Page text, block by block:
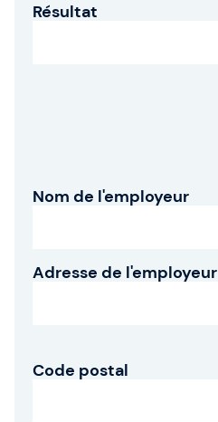
Résultat
Nom de l'employeur
Adresse de l'employeur
Code postal